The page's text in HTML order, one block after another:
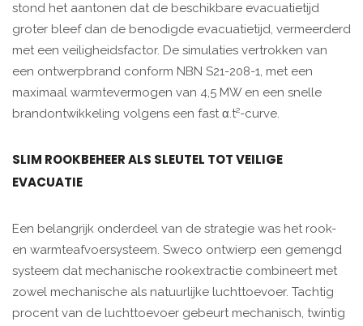
stond het aantonen dat de beschikbare evacuatietijd
groter bleef dan de benodigde evacuatietijd, vermeerderd
met een veiligheidsfactor. De simulaties vertrokken van
een ontwerpbrand conform NBN S21-208-1, met een
maximaal warmtevermogen van 4,5 MW en een snelle
brandontwikkeling volgens een fast α.t²-curve.
SLIM ROOKBEHEER ALS SLEUTEL TOT VEILIGE
EVACUATIE
Een belangrijk onderdeel van de strategie was het rook-
en warmteafvoersysteem. Sweco ontwierp een gemengd
systeem dat mechanische rookextractie combineert met
zowel mechanische als natuurlijke luchttoevoer. Tachtig
procent van de luchttoevoer gebeurt mechanisch, twintig